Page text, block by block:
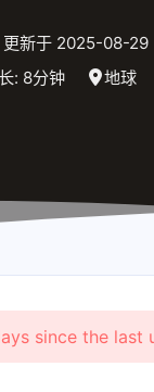
更新于 2025-08-29
: 8分钟 地球
since the